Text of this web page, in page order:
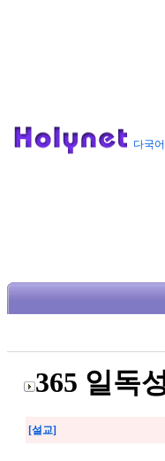
다국
365 일독
[설교]